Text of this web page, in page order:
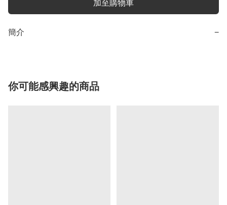
加至購物車
簡介 −
你可能感興趣的商品